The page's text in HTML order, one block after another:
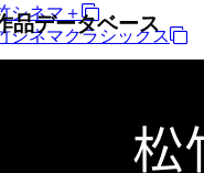
シネマ＋
シネマクラシックス
ストア（通販サイト）
品データベース